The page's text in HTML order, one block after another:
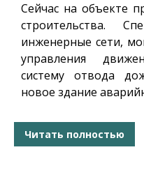
Сейчас на объекте
строительства.
инженерные сети,
управления
систему отвода
новое здание
Читать полностью